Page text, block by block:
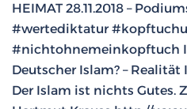
HEIMAT 28.11.2018 –
#wertediktatur
#nichtohnemeinkopftuch
Deutscher Islam? –
Der Islam ist nichts Gutes.